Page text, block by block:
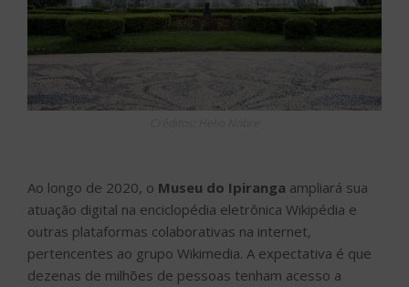
Ao longo de 2020, o Museu do Ipiranga ampliará sua
atuação digital na enciclopédia eletrônica Wikipédia e
outras plataformas colaborativas na internet,
pertencentes ao grupo Wikimedia. A expectativa é que
dezenas de milhões de pessoas tenham acesso a